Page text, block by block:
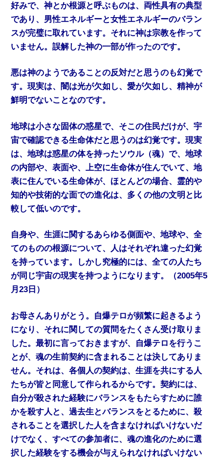
好みで、神とか根源と呼ぶものは、両性具有の典型
であり、男性エネルギーと女性エネルギーのバラン
スが完璧に取れています。それに神は宗教を作って
いません。誤解した神の一部が作ったのです。
悪は神のようであることの反対だと思うのも幻覚で
す。現実は、闇は光が欠如し、愛が欠如し、精神が
鮮明でないことなのです。
地球は小さな固体の惑星で、そこの住民だけが、宇
宙で確認できる生命体だと思うのは幻覚です。現実
は、地球は惑星の体を持ったソウル（魂）で、地球
の内部や、表面や、上空に生命体が住んでいて、地
表に住んでいる生命体が、ほとんどの場合、霊的や
知的や技術的な面での進化は、多くの他の文明と比
較して低いのです。
自身や、生涯に関するあらゆる側面や、地球や、全
てのものの根源について、人はそれぞれ違った幻覚
を持っています。しかし究極的には、全ての人たち
が同じ宇宙の現実を持つようになります。（2005年5
月23日）
お母さんありがとう。自爆テロが頻繁に起きるよう
になり、それに関しての質問をたくさん受け取りま
した。最初に言っておきますが、自爆テロを行うこ
とが、魂の生前契約に含まれることは決してありま
せん。それは、各個人の契約は、生涯を共にする人
たちが皆と同意して作られるからです。契約には、
自分が殺された経験にバランスをもたらすために誰
かを殺す人と、過去生とバランスをとるために、殺
されることを選択した人を含まなければいけないだ
けでなく、すべての参加者に、魂の進化のために選
択した経験をする機会が与えられなければいけない